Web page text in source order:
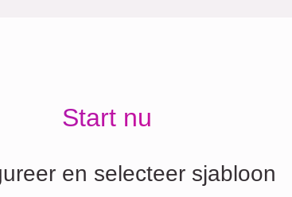
Start nu
en selecteer sjabloon